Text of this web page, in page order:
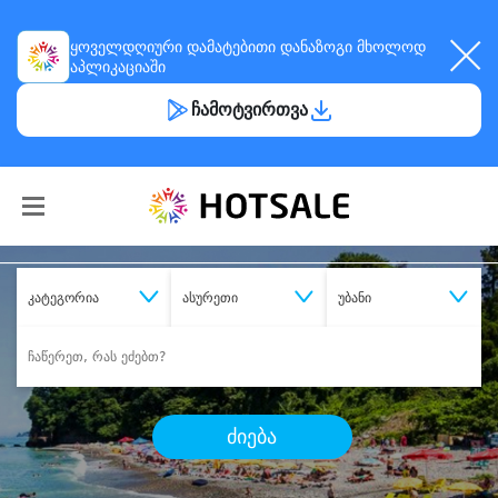
ყოველდღიური დამატებითი დანაზოგი მხოლოდ
აპლიკაციაში
ჩამოტვირთვა
კატეგორია ასურეთი უბანი
ძიება
შეიძინესასურველი მომსახურება